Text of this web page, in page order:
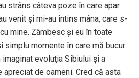
strâns câteva poze în care apar
venit şi mi-au întins mâna, care s-
mine. Zâmbesc şi eu în toate
simplu momente în care mă bucur
evoluţia Sibiului şi a
de oameni. Cred că asta